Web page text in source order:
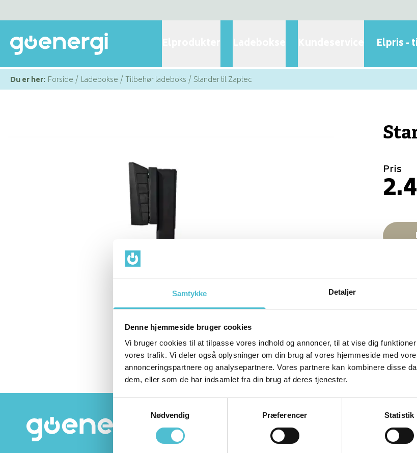
Samtykke Detaljer
Denne hjemmeside bruger cookies
Vi bruger cookies til at tilpasse vores indhold og annoncer, til at vise dig
vores trafik. Vi deler også oplysninger om din brug af vores hjemmeside med
annonceringspartnere og analysepartnere. Vores partnere kan kombinere disse
dem, eller som de har indsamlet fra din brug af deres tjenester.
Nødvendig
Præferencer Statistik
Elpris -
Du er her: Forside / Ladebokse /Tilbehør ladeboks /Stander til Zaptec
Pris
Hvis du
købe
stål.
D).
Dørslundvej 44